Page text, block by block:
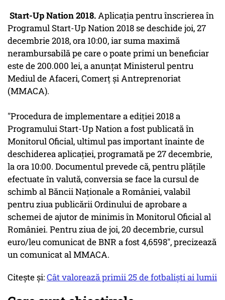
Start-Up Nation 2018.Aplicaţia pentru înscrierea în
Programul Start-Up Nation 2018 se deschide joi, 27
decembrie 2018, ora 10:00, iar suma maximă
nerambursabilă pe care o poate primi un beneficiar
este de 200.000 lei, a anunţat Ministerul pentru
Mediul de Afaceri, Comerţ şi Antreprenoriat
(MMACA).
"Procedura de implementare a ediţiei 2018 a
Programului Start-Up Nation a fost publicată în
Monitorul Oficial, ultimul pas important înainte de
deschiderea aplicaţiei, programată pe 27 decembrie,
la ora 10:00. Documentul prevede că, pentru plăţile
efectuate în valută, conversia se face la cursul de
schimb al Băncii Naţionale a României, valabil
pentru ziua publicării Ordinului de aprobare a
schemei de ajutor de minimis în Monitorul Oficial al
României. Pentru ziua de joi, 20 decembrie, cursul
euro/leu comunicat de BNR a fost 4,6598", precizează
un comunicat al MMACA.
Citește și:Cât valorează primii 25 de fotbaliști ai lumii